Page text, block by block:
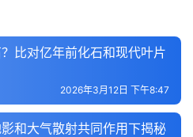
比对亿年前化石和现代叶片
2026年3月12日 下午8:47
和大气散射共同作用下揭秘